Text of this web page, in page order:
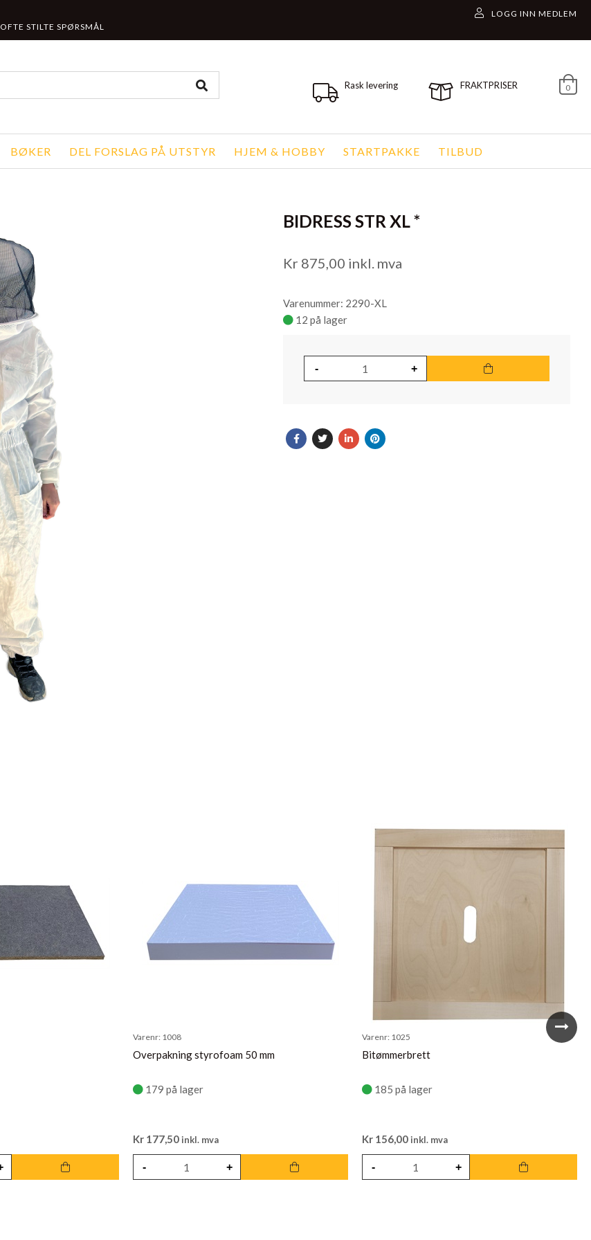
OFTE STILTE SPØRSMÅL
Rask levering FRAKTPRISER 0
BØKER DEL FORSLAG PÅ UTSTYR HJEM & HOBBY STARTPAKKE TILBUD
BIDRESS STR XL *
Kr 875,00 inkl. mva
Varenummer: 2290-XL
12 på lager
Varenr: 1008
Overpakning styrofoam 50 mm
179 på lager
Kr 177,50 inkl. mva
Varenr: 1025
Bitømmerbrett
185 på lager
Kr 156,00 inkl. mva